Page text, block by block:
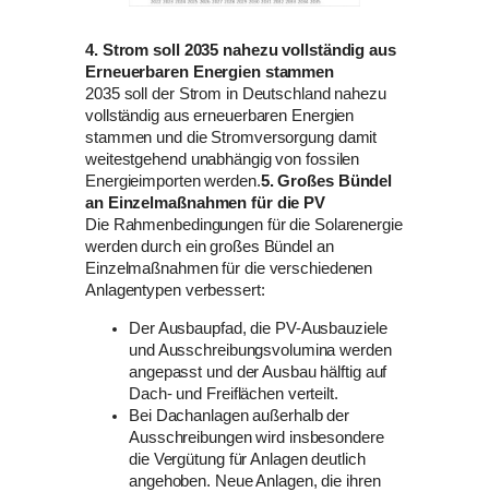
4. Strom soll 2035 nahezu vollständig aus
Erneuerbaren Energien stammen
2035 soll der Strom in Deutschland nahezu
vollständig aus erneuerbaren Energien
stammen und die Stromversorgung damit
weitestgehend unabhängig von fossilen
Energieimporten werden.5. Großes Bündel
an Einzelmaßnahmen für die PV
Die Rahmenbedingungen für die Solarenergie
werden durch ein großes Bündel an
Einzelmaßnahmen für die verschiedenen
Anlagentypen verbessert:
Der Ausbaupfad, die PV-Ausbauziele
und Ausschreibungsvolumina werden
angepasst und der Ausbau hälftig auf
Dach- und Freiflächen verteilt.
Bei Dachanlagen außerhalb der
Ausschreibungen wird insbesondere
die Vergütung für Anlagen deutlich
angehoben. Neue Anlagen, die ihren